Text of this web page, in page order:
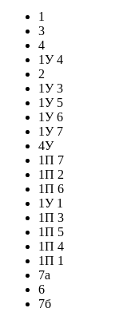
1
3
4
1У 4
2
1У 3
1У 5
1У 6
1У 7
4У
1П 7
1П 2
1П 6
1У 1
1П 3
1П 5
1П 4
1П 1
7а
6
7б